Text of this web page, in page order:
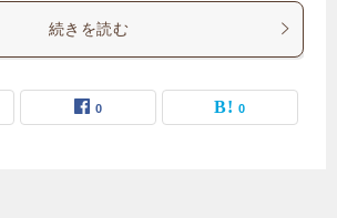
続きを読む
0 0